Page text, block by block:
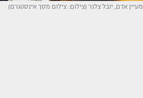
מעיין אדם, יובל צלנר (צילום: צילום מסך אינסטגרם)